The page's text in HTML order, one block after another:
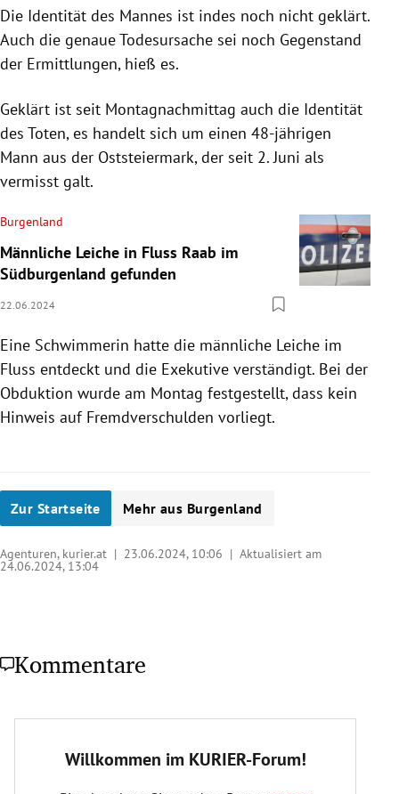
Die Identität des Mannes ist indes noch nicht geklärt.
Auch die genaue Todesursache sei noch Gegenstand
der Ermittlungen, hieß es.
Geklärt ist seit Montagnachmittag auch die Identität
des Toten, es handelt sich um einen 48-jährigen
Mann aus der Oststeiermark, der seit 2. Juni als
vermisst galt.
Burgenland
Männliche Leiche in Fluss Raab im
Südburgenland gefunden
22.06.2024
Eine Schwimmerin hatte die männliche Leiche im
Fluss entdeckt und die Exekutive verständigt. Bei der
Obduktion wurde am Montag festgestellt, dass kein
Hinweis auf Fremdverschulden vorliegt.
Zur Startseite Mehr aus Burgenland
Agenturen, kurier.at | 23.06.2024, 10:06 | Aktualisiert am
24.06.2024, 13:04
Kommentare